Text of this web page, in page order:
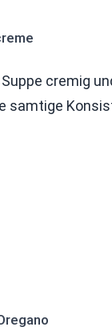
cremig
samtige